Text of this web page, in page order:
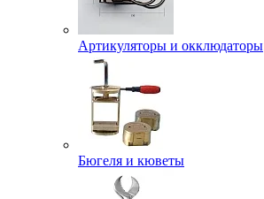
Артикуляторы и окклюдаторы
Бюгеля и кюветы